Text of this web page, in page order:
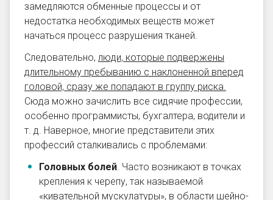
замедляются обменные процессы и от
недостатка необходимых веществ может
начаться процесс разрушения тканей.
Следовательно, люди, которые подвержены
длительному пребыванию с наклоненной вперед
головой, сразу же попадают в группу риска.
Сюда можно зачислить все сидячие профессии,
особенно программисты, бухгалтера, водители и
т. д. Наверное, многие представители этих
профессий сталкивались с проблемами:
Головных болей. Часто возникают в точках
крепления к черепу, так называемой
«кивательной мускулатуры», в области шейно-